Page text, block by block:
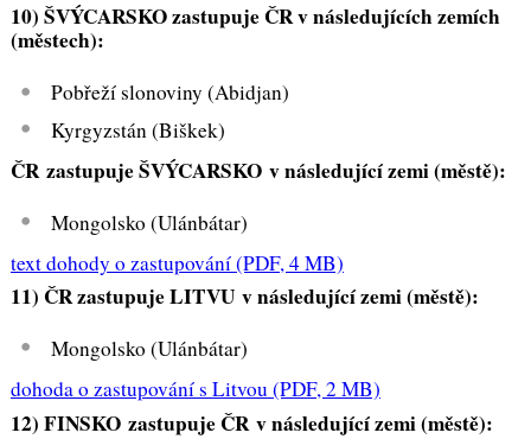
10) ŠVÝCARSKO zastupuje ČR v následujících zemích
(městech):
Pobřeží slonoviny (Abidjan)
Kyrgyzstán (Biškek)
ČR zastupujeŠVÝCARSKO v následující zemi (městě):
Mongolsko (Ulánbátar)
text dohody o zastupování(PDF, 4 MB)
11) ČR zastupuje LITVU v následující zemi (městě):
Mongolsko (Ulánbátar)
dohoda o zastupování s Litvou (PDF, 2 MB)
12) FINSKOzastupuje ČR v následující zemi (městě):